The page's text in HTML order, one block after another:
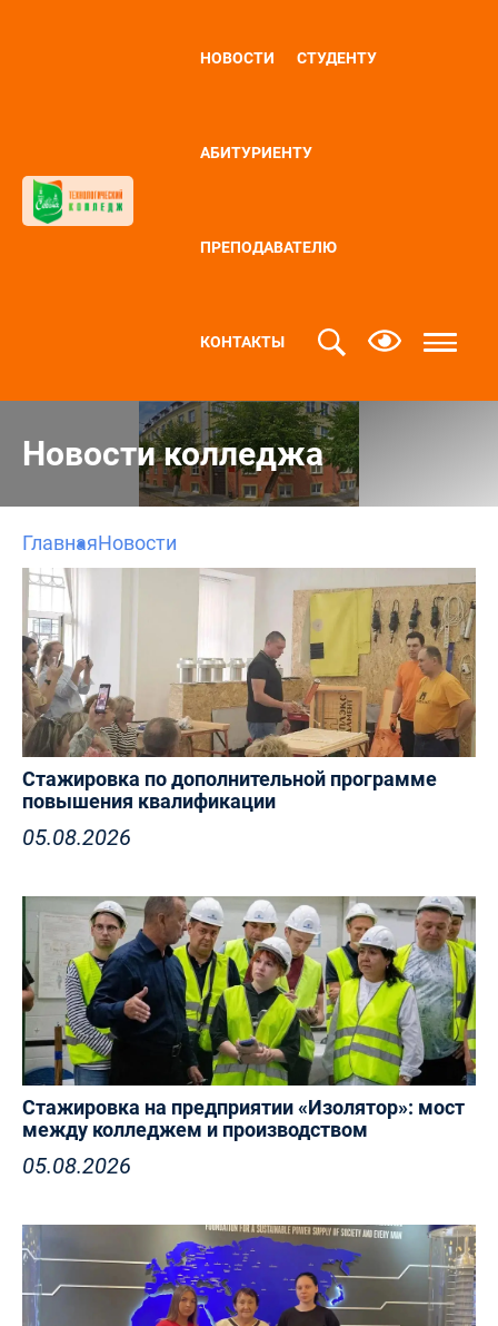
НОВОСТИ СТУДЕНТУ
АБИТУРИЕНТУ
ПРЕПОДАВАТЕЛЮ
КОНТАКТЫ
Новости колледжа
ГлавнаяНовости
Стажировка по дополнительной программе
повышения квалификации
05.08.2026
Стажировка на предприятии «Изолятор»: мост
между колледжем и производством
05.08.2026